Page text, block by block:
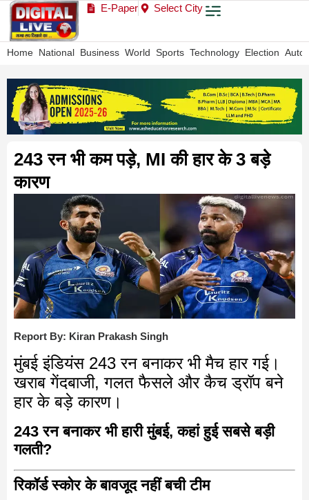
E-Paper Select City
Home National Business World Sports Technology Election Auto
243 रन भी कम पड़े, MI की हार के 3 बड़े
कारण
Report By: Kiran Prakash Singh
मुंबई इंडियंस 243 रन बनाकर भी मैच हार गई।
खराब गेंदबाजी, गलत फैसले और कैच ड्रॉप बने
हार के बड़े कारण।
243 रन बनाकर भी हारी मुंबई, कहां हुई सबसे बड़ी
गलती?
रिकॉर्ड स्कोर के बावजूद नहीं बची टीम